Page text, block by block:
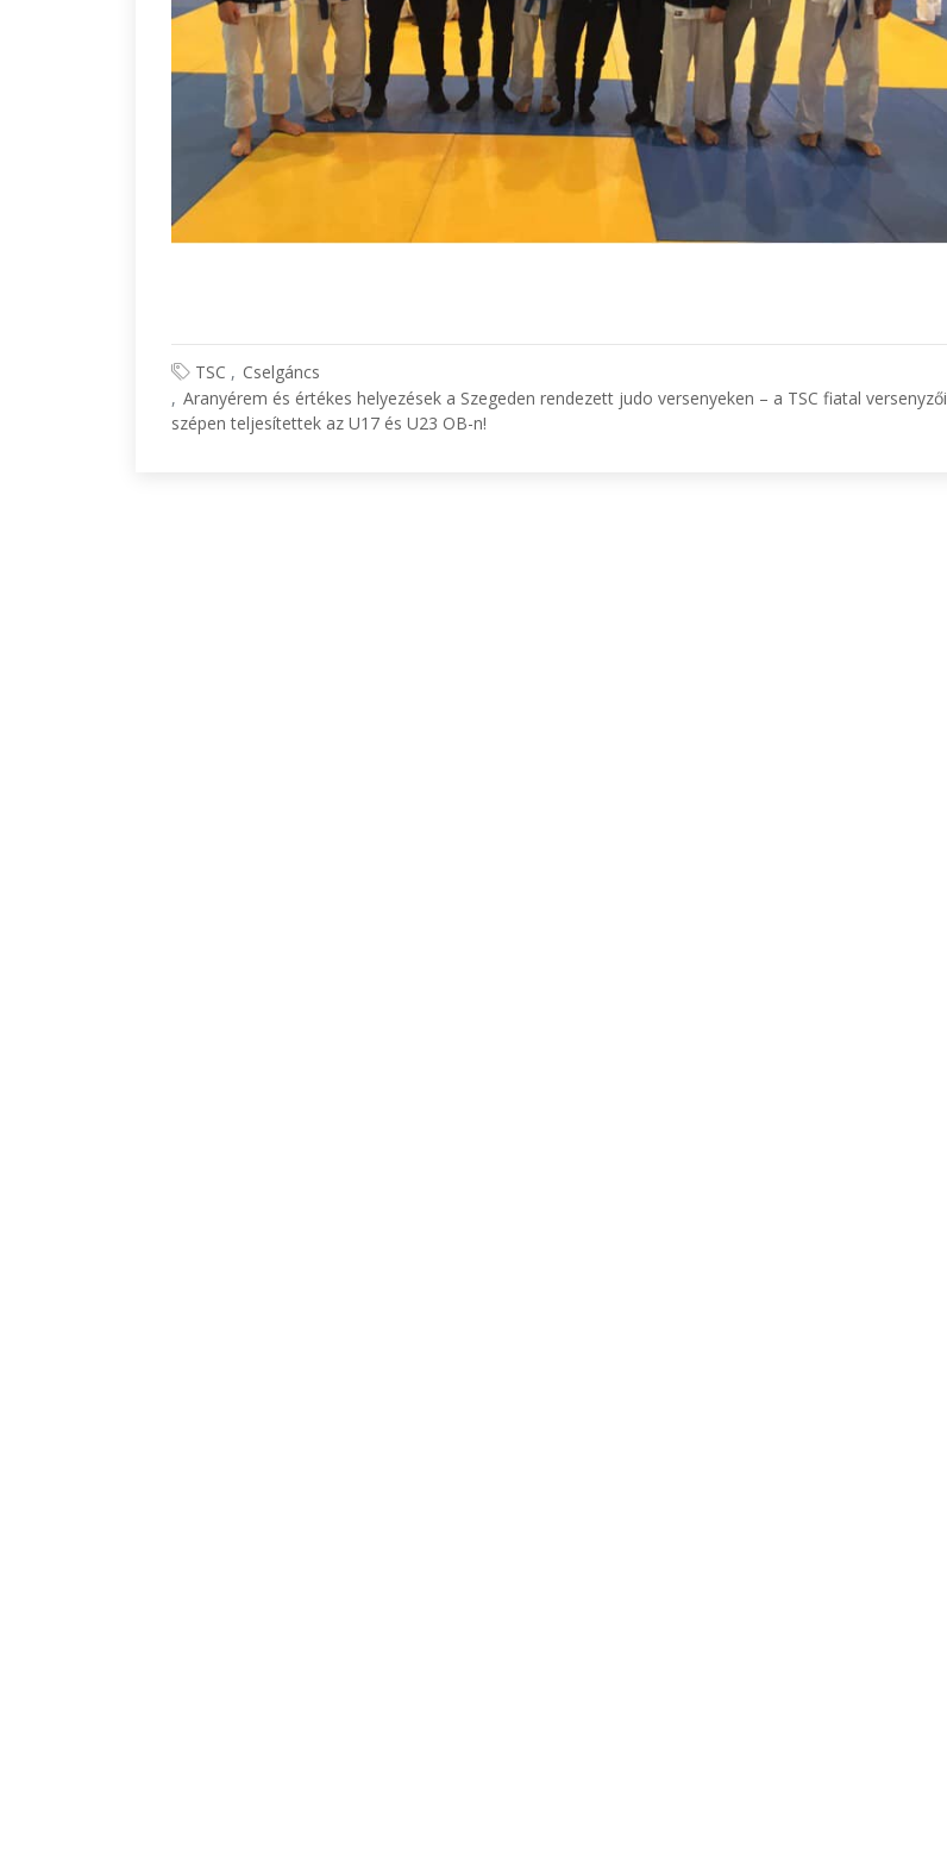
TSC
Cselgáncs
Aranyérem és értékes helyezések a Szegeden rendezett judo versenyeken – a TSC fiatal versenyzői
szépen teljesítettek az U17 és U23 OB-n!